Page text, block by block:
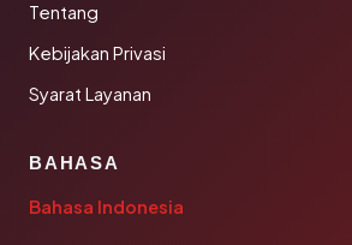
Tentang
Kebijakan Privasi
Syarat Layanan
BAHASA
Bahasa Indonesia